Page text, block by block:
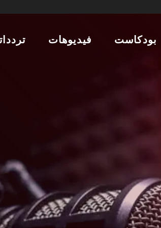
بودكاست فيديوهات